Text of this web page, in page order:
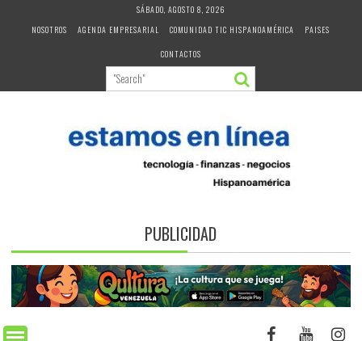
SÁBADO, AGOSTO 8, 2026
NOSOTROS
AGENDA EMPRESARIAL COMUNIDAD TIC HISPANOAMÉRICA
PAISES
CONTACTOS
PUBLICIDAD